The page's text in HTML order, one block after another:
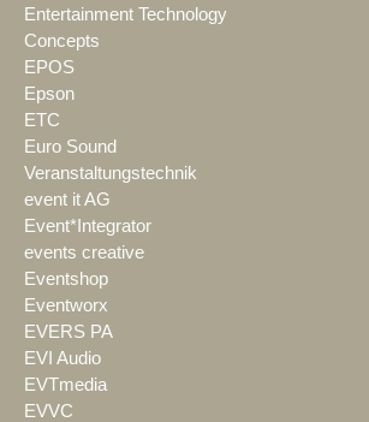
Entertainment Technology
Concepts
EPOS
Epson
ETC
Euro Sound
Veranstaltungstechnik
event it AG
Event*Integrator
events creative
Eventshop
Eventworx
EVERS PA
EVI Audio
EVTmedia
EVVC